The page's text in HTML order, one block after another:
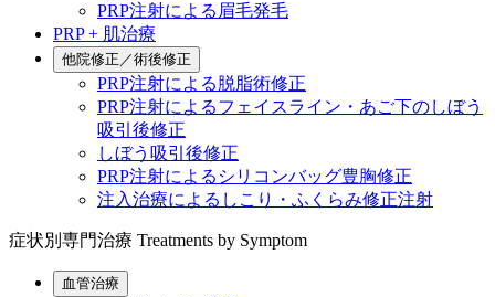
PRP注射による眉毛発毛
PRP + 肌治療
他院修正／術後修正
PRP注射による脱脂術修正
PRP注射によるフェイスライン・あご下のしぼう
吸引後修正
しぼう吸引後修正
PRP注射によるシリコンバッグ豊胸修正
注入治療によるしこり・ふくらみ修正注射
症状別専門治療 Treatments by Symptom
血管治療